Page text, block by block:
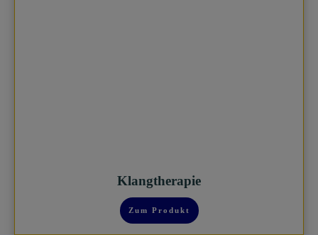
Klangtherapie
Zum Produkt